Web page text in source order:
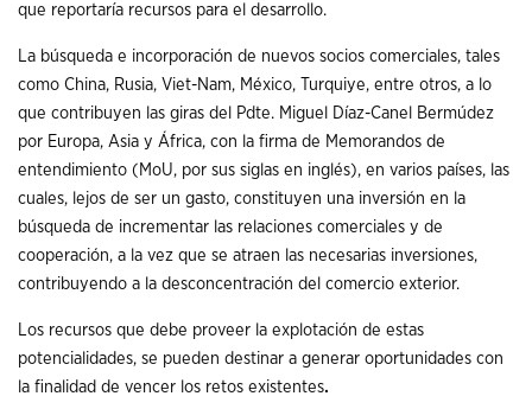
que reportaría recursos para el desarrollo.
La búsqueda e incorporación de nuevos socios comerciales, tales
como China, Rusia, Viet-Nam, México, Turquiye, entre otros, a lo
que contribuyen las giras del Pdte. Miguel Díaz-Canel Bermúdez
por Europa, Asia y África, con la firma de Memorandos de
entendimiento (MoU, por sus siglas en inglés), en varios países, las
cuales, lejos de ser un gasto, constituyen una inversión en la
búsqueda de incrementar las relaciones comerciales y de
cooperación, a la vez que se atraen las necesarias inversiones,
contribuyendo a la desconcentración del comercio exterior.
Los recursos que debe proveer la explotación de estas
potencialidades, se pueden destinar a generar oportunidades con
la finalidad de vencer los retos existentes.